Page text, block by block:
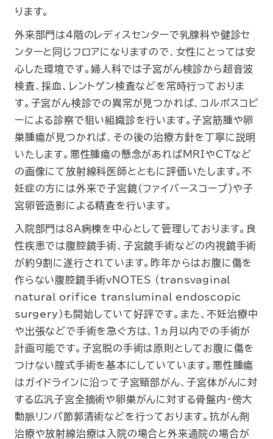
ります。
外来部門は4階のレディスセンターで乳腺科や健診セ
ンターと同じフロアになりますので、女性にとっては安
心した環境です。婦人科では子宮がん検診から超音波
検査、採血、レントゲン検査などを常時行っておりま
す。子宮がん検診での異常が見つかれば、コルポスコピ
ーによる診察で狙い組織診を行います。子宮筋腫や卵
巣腫瘍が見つかれば、その後の治療方針を丁寧に説明
いたします。悪性腫瘍の懸念があればMRIやCTなど
の画像にて放射線科医師とともに評価いたします。不
妊症の方には外来で子宮鏡（ファイバースコープ）や子
宮卵管造影による精査を行います。
入院部門は8A病棟を中心として管理しております。良
性疾患では腹腔鏡手術、子宮鏡手術などの内視鏡手術
が約9割に遂行されています。昨年からはお腹に傷を
作らない腹腔鏡手術vNOTES (transvaginal
natural orifice transluminal endoscopic
surgery)も開始していて好評です。また、不妊治療中
や出張などで手術を急ぐ方は、1ヵ月以内での手術が
計画可能です。子宮脱の手術は原則としてお腹に傷を
つけない腟式手術を基本にしていています。悪性腫瘍
はガイドラインに沿って子宮頸部がん、子宮体がんに対
する広汎子宮全摘術や卵巣がんに対する骨盤内・傍大
動脈リンパ節郭清術などを行っております。抗がん剤
治療や放射線治療は入院の場合と外来通院の場合が